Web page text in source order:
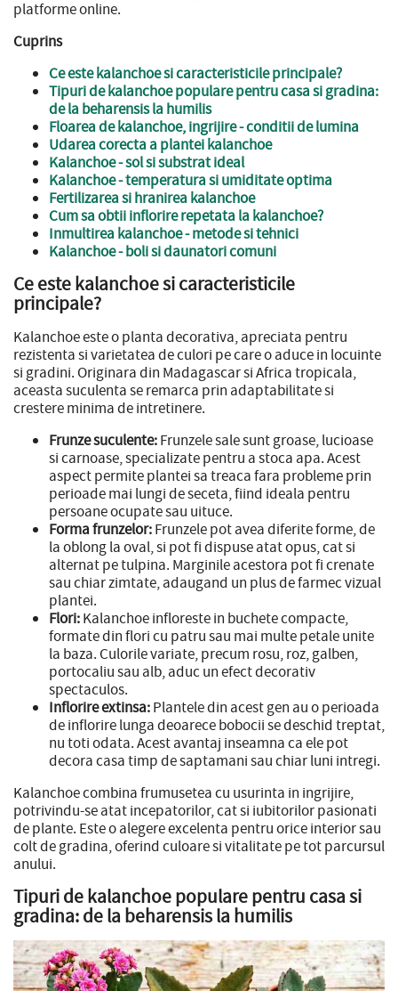
platforme online.
Cuprins
Ce este kalanchoe si caracteristicile principale?
Tipuri de kalanchoe populare pentru casa si gradina:
de la beharensis la humilis
Floarea de kalanchoe, ingrijire - conditii de lumina
Udarea corecta a plantei kalanchoe
Kalanchoe - sol si substrat ideal
Kalanchoe - temperatura si umiditate optima
Fertilizarea si hranirea kalanchoe
Cum sa obtii inflorire repetata la kalanchoe?
Inmultirea kalanchoe - metode si tehnici
Kalanchoe - boli si daunatori comuni
Ce este kalanchoe si caracteristicile
principale?
Kalanchoe este o planta decorativa, apreciata pentru
rezistenta si varietatea de culori pe care o aduce in locuinte
si gradini. Originara din Madagascar si Africa tropicala,
aceasta suculenta se remarca prin adaptabilitate si
crestere minima de intretinere.
Frunze suculente:Frunzele sale sunt groase, lucioase
si carnoase, specializate pentru a stoca apa. Acest
aspect permite plantei sa treaca fara probleme prin
perioade mai lungi de seceta, fiind ideala pentru
persoane ocupate sau uituce.
Forma frunzelor:Frunzele pot avea diferite forme, de
la oblong la oval, si pot fi dispuse atat opus, cat si
alternat pe tulpina. Marginile acestora pot fi crenate
sau chiar zimtate, adaugand un plus de farmec vizual
plantei.
Flori:Kalanchoe infloreste in buchete compacte,
formate din flori cu patru sau mai multe petale unite
la baza. Culorile variate, precum rosu, roz, galben,
portocaliu sau alb, aduc un efect decorativ
spectaculos.
Inflorire extinsa:Plantele din acest gen au o perioada
de inflorire lunga deoarece bobocii se deschid treptat,
nu toti odata. Acest avantaj inseamna ca ele pot
decora casa timp de saptamani sau chiar luni intregi.
Kalanchoe combina frumusetea cu usurinta in ingrijire,
potrivindu-se atat incepatorilor, cat si iubitorilor pasionati
de plante. Este o alegere excelenta pentru orice interior sau
colt de gradina, oferind culoare si vitalitate pe tot parcursul
anului.
Tipuri de kalanchoe populare pentru casa si
gradina: de la beharensis la humilis